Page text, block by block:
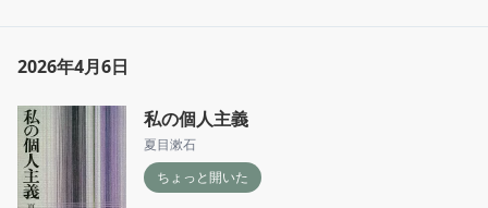
2026年4月6日
私の個人主義
夏目漱石
ちょっと開いた